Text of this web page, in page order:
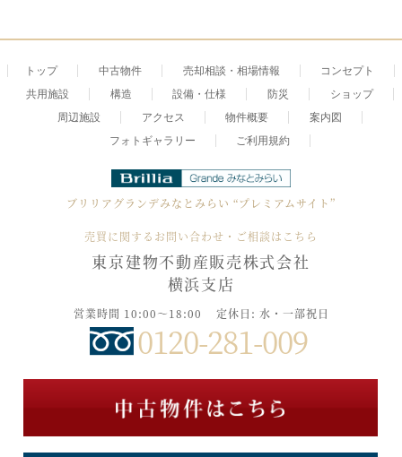
トップ 中古物件 売却相談・相場情報
コンセプト
共用施設
構造 設備・仕様 防災
ショップ
周辺施設
アクセス 物件概要
案内図
フォトギャラリー
ご利用規約
ブリリアグランデみなとみらい “プレミアムサイト”
売買に関するお問い合わせ・ご相談はこちら
東京建物不動産販売株式会社
横浜支店
営業時間 10:00～18:00 定休日: 水・一部祝日
0120-281-009